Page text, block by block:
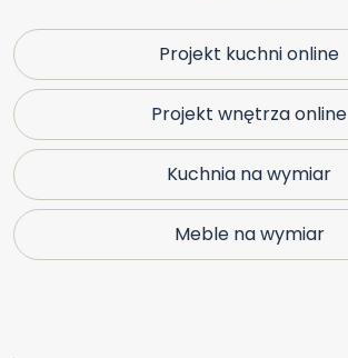
Projekt kuchni online
Projekt wnętrza online
Kuchnia na wymiar
Meble na wymiar